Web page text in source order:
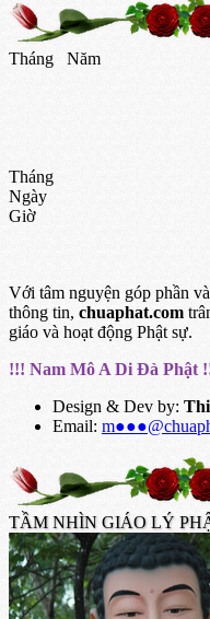
Tháng Năm
Tháng
Ngày
Giờ
Với tâm nguyện góp phần
thông tin, chuaphat.com
giáo và hoạt động Phật sự.
!!! Nam Mô A Di Đà Phật
Design & Dev by:
Email:
TẦM NHÌN GIÁO LÝ